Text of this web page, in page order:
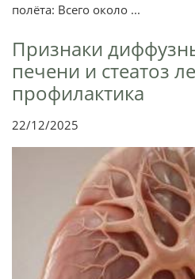
полёта: Всего около ...
Признаки
печени и стеатоз
профилактика
22/12/2025